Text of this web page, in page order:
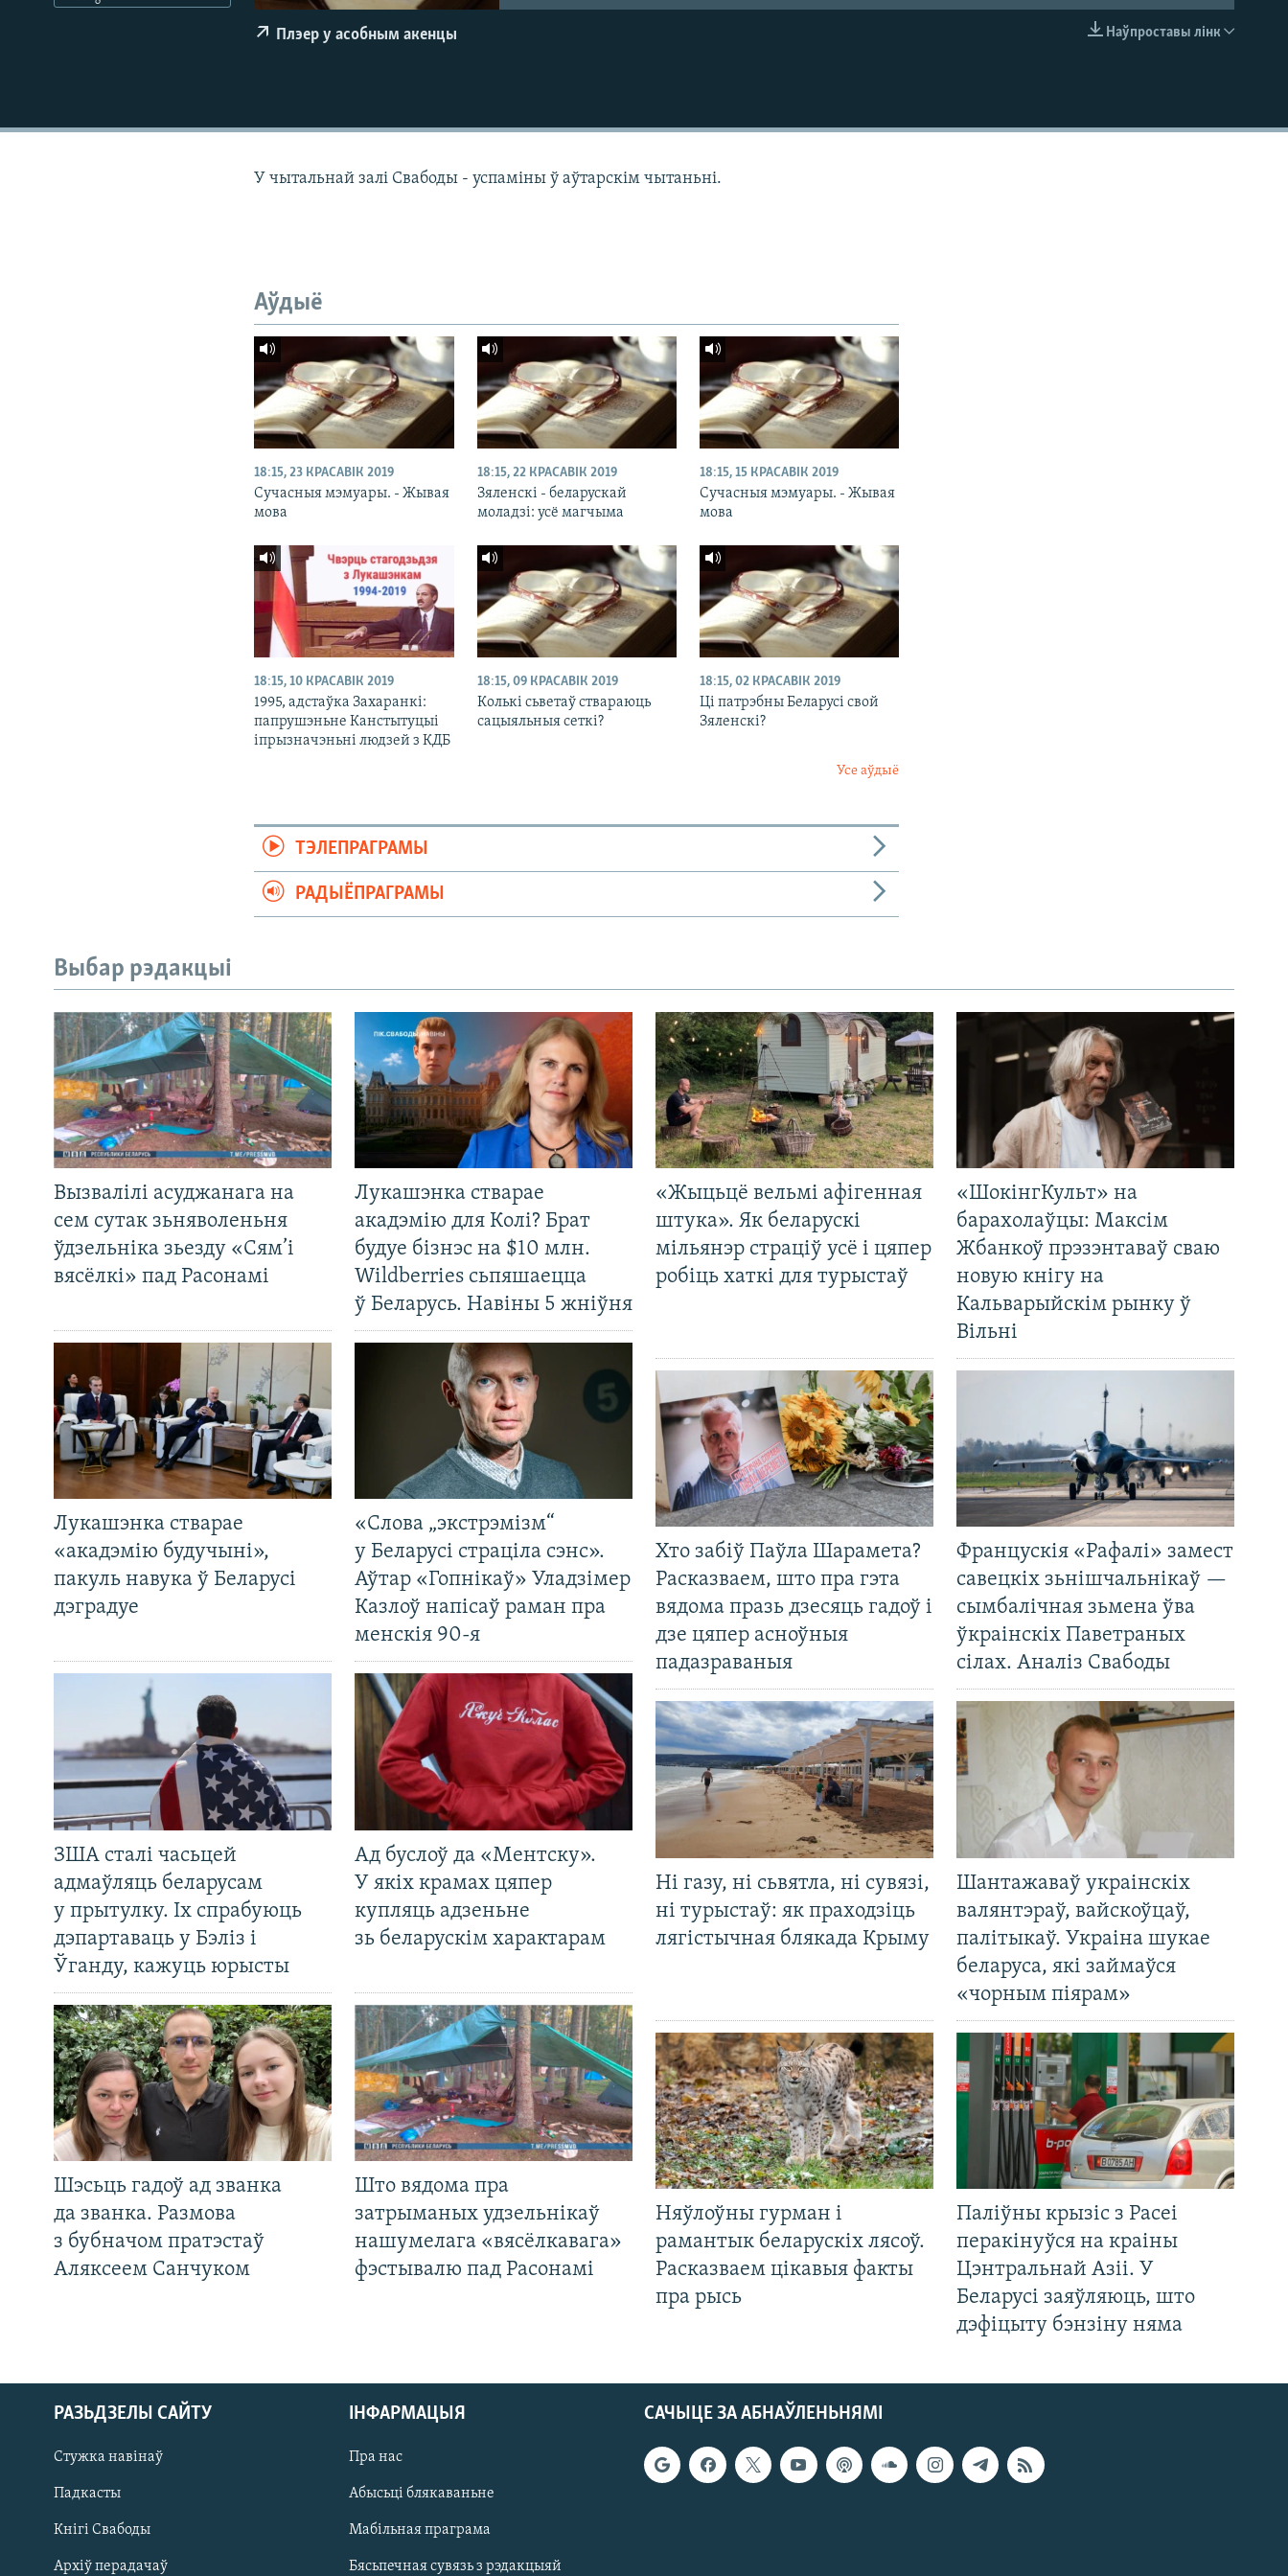
Наўпроставы лінк
Плэер у асобным акенцы
У чытальнай залі Свабоды - успаміны ў аўтарскім чытаньні.
Аўдыё
18:15, 23 КРАСАВІК 2019
Сучасныя мэмуары. - Жывая
мова
18:15, 22 КРАСАВІК 2019
Зяленскі - беларускай
моладзі: усё магчыма
18:15, 15 КРАСАВІК 2019
Сучасныя мэмуары. - Жывая
мова
18:15, 10 КРАСАВІК 2019
1995, адстаўка Захаранкі:
папрушэньне Канстытуцыі
іпрызначэньні людзей з КДБ
18:15, 09 КРАСАВІК 2019
Колькі сьветаў ствараюць
сацыяльныя сеткі?
18:15, 02 КРАСАВІК 2019
Ці патрэбны Беларусі свой
Зяленскі?
Усе аўдыё
ТЭЛЕПРАГРАМЫ
РАДЫЁПРАГРАМЫ
Выбар рэдакцыі
Вызвалілі асуджанага на
сем сутак зьняволеньня
ўдзельніка зьезду «Сям’і
вясёлкі» пад Расонамі
Лукашэнка стварае
акадэмію для Колі? Брат
будуе бізнэс на $10 млн.
Wildberries сьпяшаецца
ў Беларусь. Навіны 5 жніўня
Лукашэнка стварае
«акадэмію будучыні»,
пакуль навука ў Беларусі
дэградуе
«Слова „экстрэмізм“
у Беларусі страціла сэнс».
Аўтар «Гопнікаў» Уладзімер
Казлоў напісаў раман пра
менскія 90-я
ЗША сталі часьцей
адмаўляць беларусам
у прытулку. Іх спрабуюць
дэпартаваць у Бэліз і
Ўганду, кажуць юрысты
Ад буслоў да «Ментску».
У якіх крамах цяпер
купляць адзеньне
зь беларускім характарам
Шэсьць гадоў ад званка
да званка. Размова
з бубначом пратэстаў
Аляксеем Санчуком
Што вядома пра
затрыманых удзельнікаў
нашумелага «вясёлкавага»
фэстывалю пад Расонамі
«Жыцьцё вельмі афігенная
штука». Як беларускі
мільянэр страціў усё і цяпер
робіць хаткі для турыстаў
«ШокінгКульт» на
барахолаўцы: Максім
Жбанкоў прэзэнтаваў сваю
новую кнігу на
Кальварыйскім рынку ў
Вільні
Хто забіў Паўла Шарамета?
Расказваем, што пра гэта
вядома празь дзесяць гадоў і
дзе цяпер асноўныя
падазраваныя
Францускія «Рафалі» замест
савецкіх зьнішчальнікаў —
сымбалічная зьмена ўва
ўкраінскіх Паветраных
сілах. Аналіз Свабоды
Ні газу, ні сьвятла, ні сувязі,
ні турыстаў: як праходзіць
лягістычная блякада Крыму
Шантажаваў украінскіх
валянтэраў, вайскоўцаў,
палітыкаў. Украіна шукае
беларуса, які займаўся
«чорным піярам»
Няўлоўны гурман і
рамантык беларускіх лясоў.
Расказваем цікавыя факты
пра рысь
Паліўны крызіс з Расеі
перакінуўся на краіны
Цэнтральнай Азіі. У
Беларусі заяўляюць, што
дэфіцыту бэнзіну няма
САЧЫЦЕ ЗА АБНАЎЛЕНЬНЯМІ
РАЗЬДЗЕЛЫ САЙТУ
Стужка навінаў
Падкасты
Кнігі Свабоды
Архіў перадачаў
ІНФАРМАЦЫЯ
Пра нас
Абысьці блякаваньне
Мабільная праграма
Бясьпечная сувязь з рэдакцыяй